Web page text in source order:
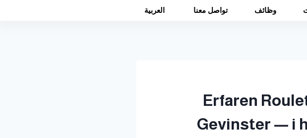
وظائف تواصل معنا العربية
Erfaren
Gevinster — i